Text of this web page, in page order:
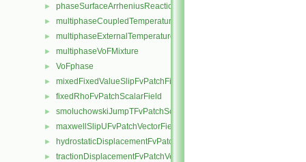
► phaseSurfaceArrheniusReactionRate
► multiphaseCoupledTemperatureFvPatchScalarField
► multiphaseExternalTemperatureFvPatchScalarField
► multiphaseVoFMixture
► VoFphase
► mixedFixedValueSlipFvPatchField
► fixedRhoFvPatchScalarField
► smoluchowskiJumpTFvPatchScalarField
► maxwellSlipUFvPatchVectorField
► hydrostaticDisplacementFvPatchVectorField
► tractionDisplacementFvPatchVectorField